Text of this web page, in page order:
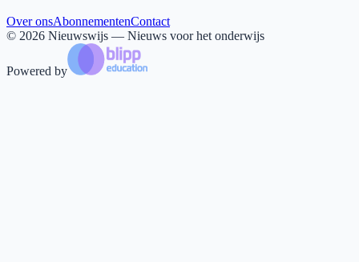
Over onsAbonnementenContact
© 2026 Nieuwswijs — Nieuws voor het onderwijs
Powered by